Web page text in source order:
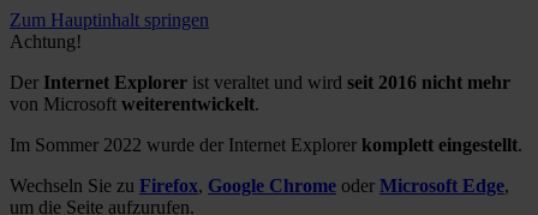
Zum Hauptinhalt springen
Achtung!
Der Internet Explorer ist veraltet und wird seit 2016 nicht mehr
von Microsoft weiterentwickelt.
Im Sommer 2022 wurde der Internet Explorer komplett eingestellt.
Wechseln Sie zu Firefox, Google Chrome oder Microsoft Edge,
um die Seite aufzurufen.